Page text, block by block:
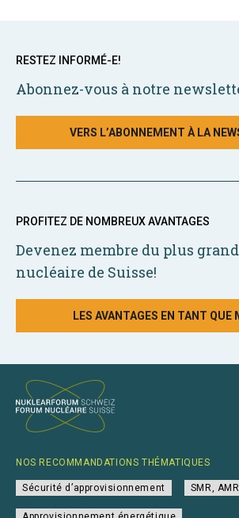
RESTEZ INFORMÉ-E!
Abonnez-vous à notre
VERS L’ABONNEMENT À LA
PROFITEZ DE NOMBREUX AVANTAGES
Devenez membre du plus
nucléaire de Suisse!
LES AVANTAGES EN TANT QUE
NOS RECOMMANDATIONS THÉMATIQUES
Sécurité d’approvisionnement SMR,